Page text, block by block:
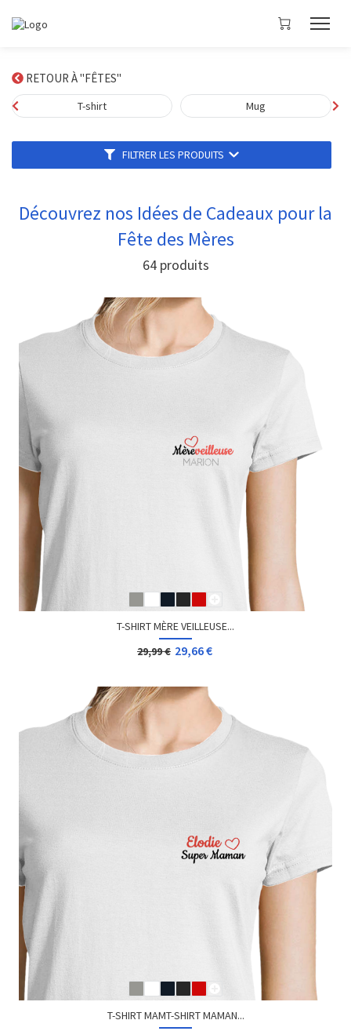
RETOUR À "FÊTES"
T-shirt Mug
FILTRER LES PRODUITS
Découvrez nos Idées de Cadeaux pour la
Fête des Mères
64produits
T-SHIRT MÈRE VEILLEUSE...
29,99 € 29,66 €
T-SHIRT MAMT-SHIRT MAMAN...